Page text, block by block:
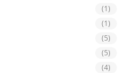
(1)
(1)
(5)
(5)
(4)